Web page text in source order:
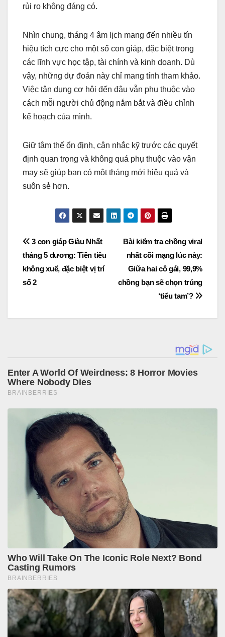
rủi ro không đáng có.
Nhìn chung, tháng 4 âm lịch mang đến nhiều tín
hiệu tích cực cho một số con giáp, đặc biệt trong
các lĩnh vực học tập, tài chính và kinh doanh. Dù
vậy, những dự đoán này chỉ mang tính tham khảo.
Việc tận dụng cơ hội đến đâu vẫn phụ thuộc vào
cách mỗi người chủ động nắm bắt và điều chỉnh
kế hoạch của mình.
Giữ tâm thế ổn định, cân nhắc kỹ trước các quyết
định quan trọng và không quá phụ thuộc vào vận
may sẽ giúp bạn có một tháng mới hiệu quả và
suôn sẻ hơn.
Post
navigation
Bài kiểm tra chồng viral
nhất cõi mạng lúc này:
Giữa hai cô gái, 99,9%
chồng bạn sẽ chọn trúng
‘tiểu tam’?
3 con giáp Giàu Nhất
tháng 5 dương: Tiền tiêu
không xuể, đặc biệt vị trí
số 2